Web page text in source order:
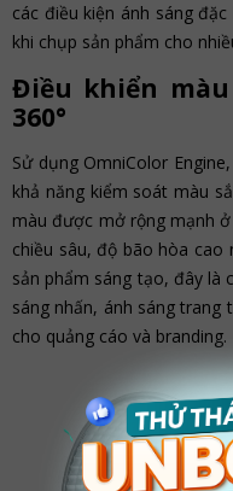
các điều kiện ánh sáng
khi chụp sản phẩm cho
Điều khiển màu
360°
Sử dụng OmniColor
khả năng kiểm soát màu
màu được mở rộng mạnh
chiều sâu, độ bão hòa cao
sản phẩm sáng tạo, đây là
sáng nhấn, ánh sáng
cho quảng cáo và branding.